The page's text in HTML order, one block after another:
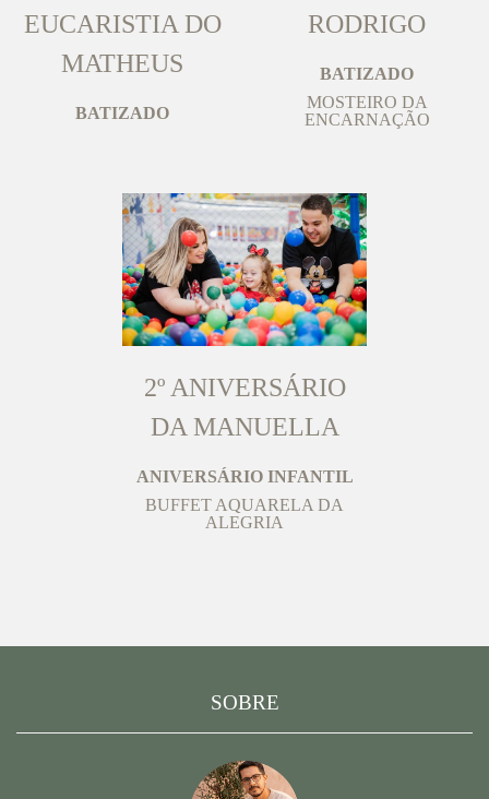
EUCARISTIA DO
MATHEUS
BATIZADO
RODRIGO
BATIZADO
MOSTEIRO DA
ENCARNAÇÃO
2º ANIVERSÁRIO
DA MANUELLA
ANIVERSÁRIO INFANTIL
BUFFET AQUARELA DA
ALEGRIA
SOBRE